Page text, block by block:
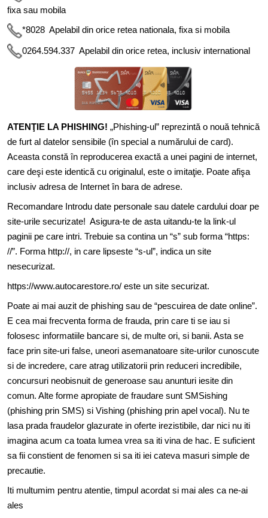
fixa sau mobila
*8028 Apelabil din orice retea nationala, fixa si mobila
0264.594.337 Apelabil din orice retea, inclusiv international
ATENŢIE LA PHISHING! „Phishing-ul” reprezintă o nouă tehnică
de furt al datelor sensibile (în special a numărului de card).
Aceasta constă în reproducerea exactă a unei pagini de internet,
care deşi este identică cu originalul, este o imitaţie. Poate afişa
inclusiv adresa de Internet în bara de adrese.
Recomandare Introdu date personale sau datele cardului doar pe
site-urile securizate! Asigura-te de asta uitandu-te la link-ul
paginii pe care intri. Trebuie sa contina un “s” sub forma “https:
//”. Forma http://, in care lipseste “s-ul”, indica un site
nesecurizat.
https://www.autocarestore.ro/ este un site securizat.
Poate ai mai auzit de phishing sau de “pescuirea de date online”.
E cea mai frecventa forma de frauda, prin care ti se iau si
folosesc informatiile bancare si, de multe ori, si banii. Asta se
face prin site-uri false, uneori asemanatoare site-urilor cunoscute
si de incredere, care atrag utilizatorii prin reduceri incredibile,
concursuri neobisnuit de generoase sau anunturi iesite din
comun. Alte forme apropiate de fraudare sunt SMSishing
(phishing prin SMS) si Vishing (phishing prin apel vocal). Nu te
lasa prada fraudelor glazurate in oferte irezistibile, dar nici nu iti
imagina acum ca toata lumea vrea sa iti vina de hac. E suficient
sa fii constient de fenomen si sa iti iei cateva masuri simple de
precautie.
Iti multumim pentru atentie, timpul acordat si mai ales ca ne-ai
ales